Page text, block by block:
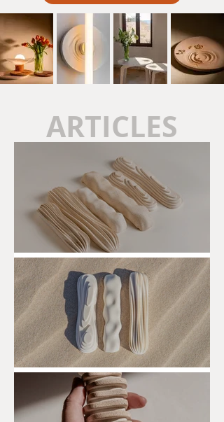
היא.... כשרה?
תופעות טבע - מזוזות ביציקה
ARTICLES